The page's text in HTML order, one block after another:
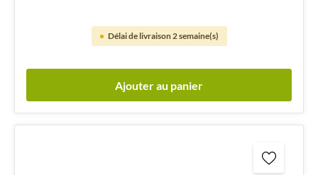
Délai de livraison 2 semaine(s)
Ajouter au panier